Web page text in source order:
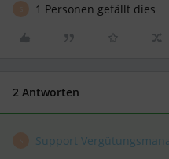
1 Personen gefällt dies
2 Antworten
Support